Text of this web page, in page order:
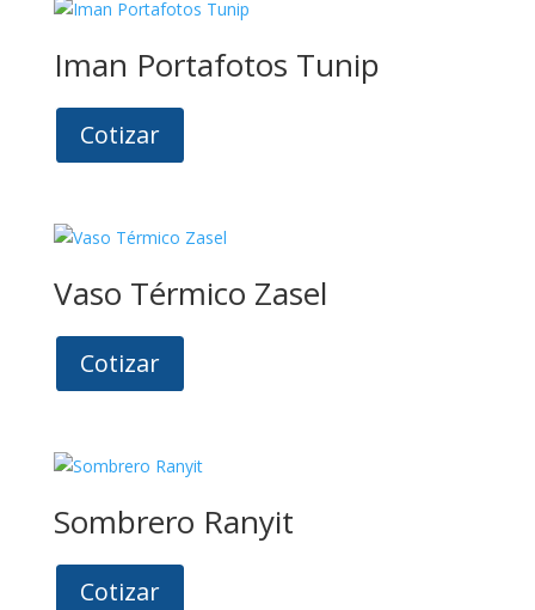
Iman Portafotos Tunip
Cotizar
Vaso Térmico Zasel
Cotizar
Sombrero Ranyit
Cotizar